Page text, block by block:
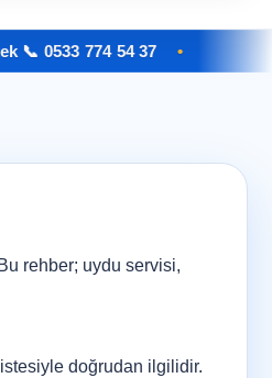
774 54 37
rehber; uydu servisi,
doğrudan ilgilidir.